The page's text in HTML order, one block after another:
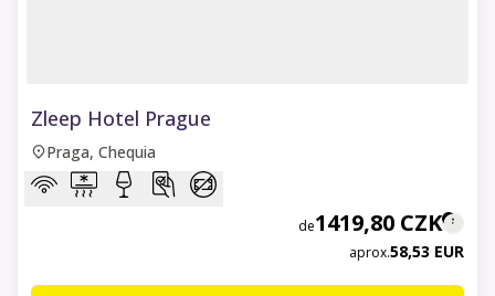
Zleep Hotel Prague
Praga, Chequia
de1419,80 CZK
aprox.58,53 EUR